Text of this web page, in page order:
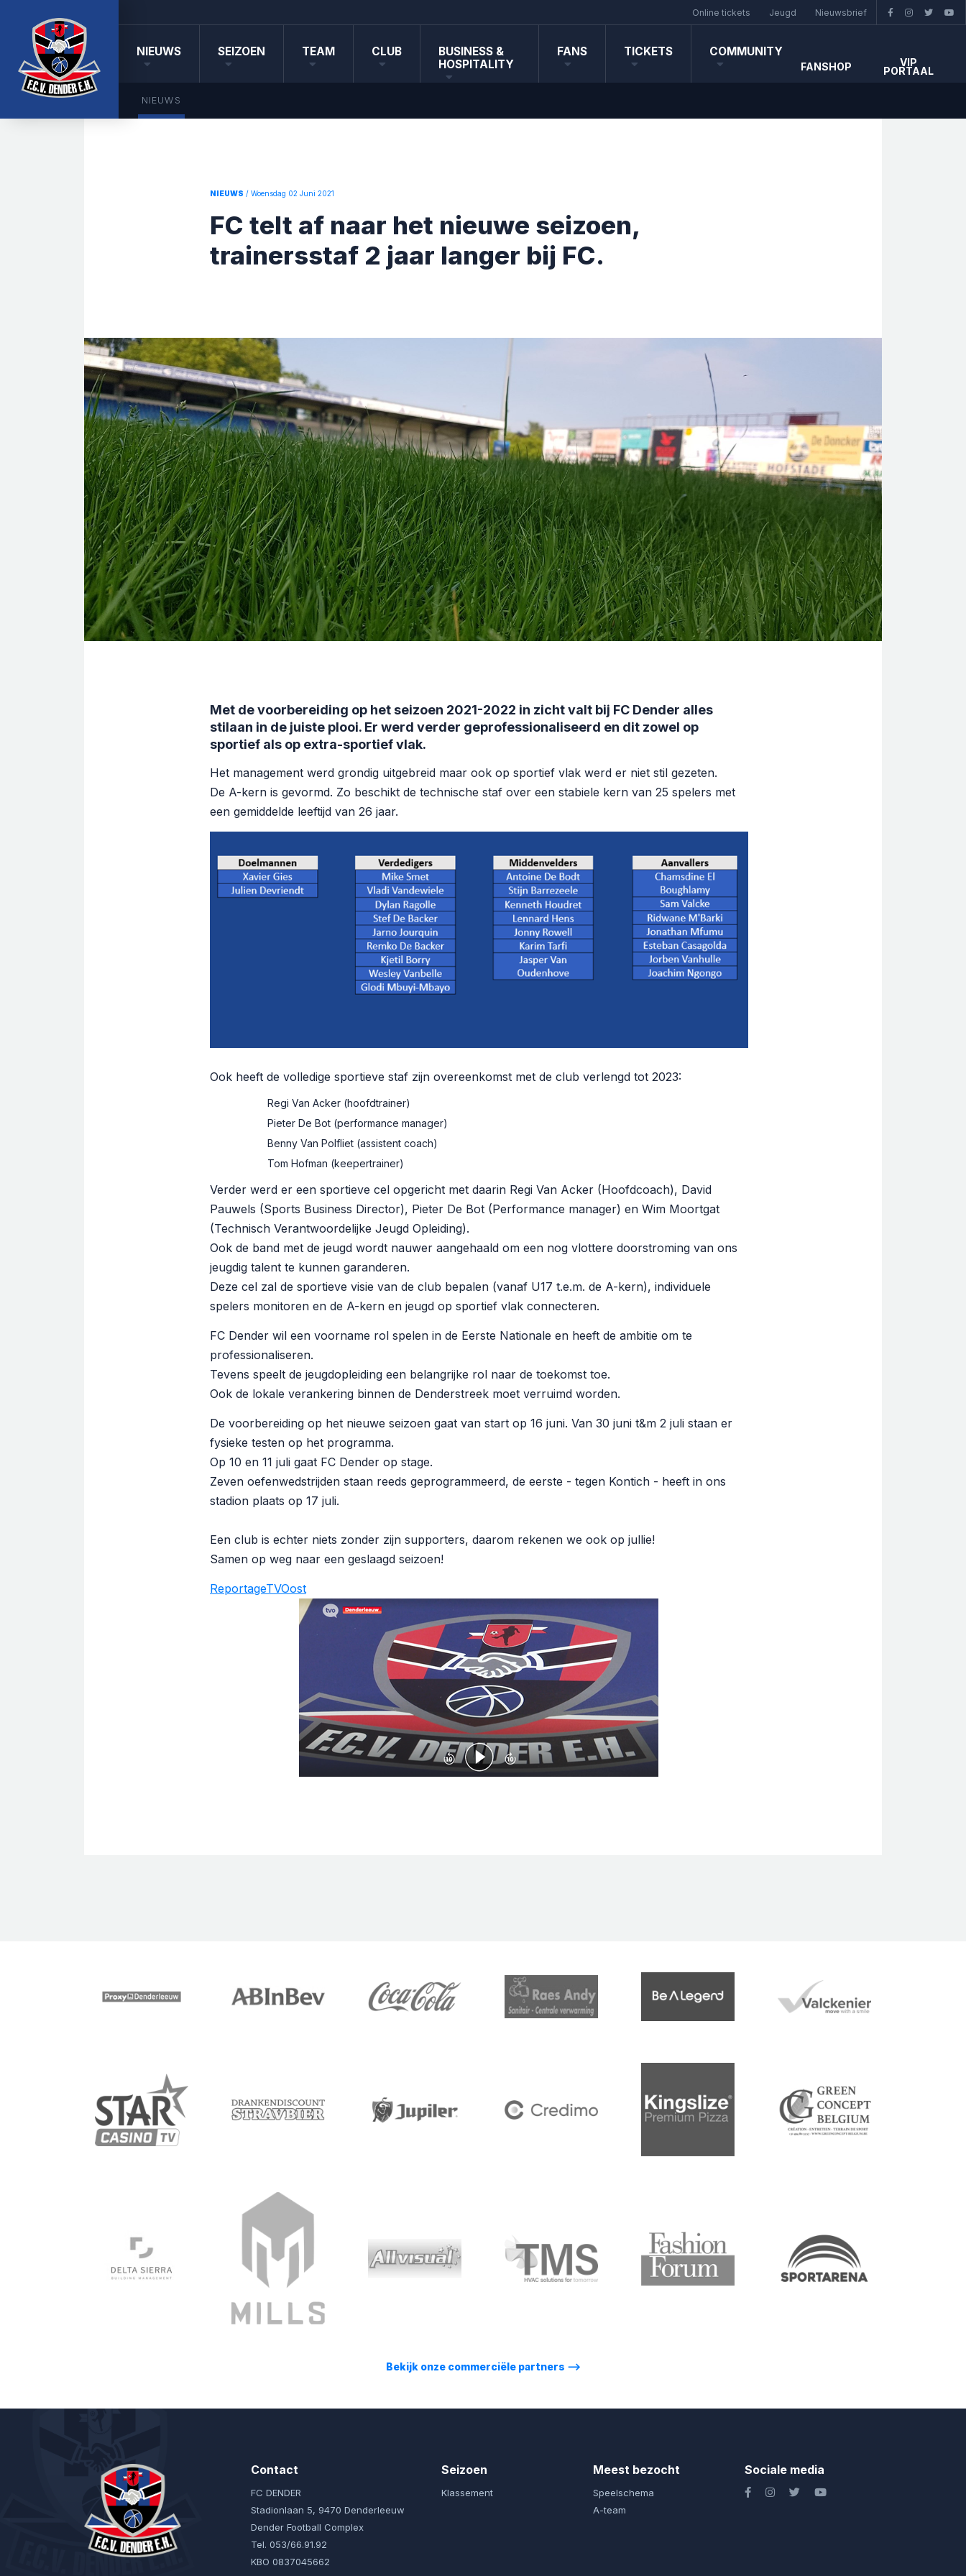
Online tickets Jeugd Nieuwsbrief
NIEUWS
NIEUWS
SEIZOEN TEAM CLUB
BUSINESS &
HOSPITALITY
FANS TICKETS COMMUNITY
FANSHOP VIP
PORTAAL
NIEUWS / Woensdag 02 Juni 2021
FC telt af naar het nieuwe seizoen,
trainersstaf 2 jaar langer bij FC.
Met de voorbereiding op het seizoen 2021-2022 in zicht valt bij FC Dender alles
stilaan in de juiste plooi. Er werd verder geprofessionaliseerd en dit zowel op
sportief als op extra-sportief vlak.
Het management werd grondig uitgebreid maar ook op sportief vlak werd er niet stil gezeten.
De A-kern is gevormd. Zo beschikt de technische staf over een stabiele kern van 25 spelers met
een gemiddelde leeftijd van 26 jaar.
Ook heeft de volledige sportieve staf zijn overeenkomst met de club verlengd tot 2023:
Regi Van Acker (hoofdtrainer)
Pieter De Bot (performance manager)
Benny Van Polfliet (assistent coach)
Tom Hofman (keepertrainer)
Verder werd er een sportieve cel opgericht met daarin Regi Van Acker (Hoofdcoach), David
Pauwels (Sports Business Director), Pieter De Bot (Performance manager) en Wim Moortgat
(Technisch Verantwoordelijke Jeugd Opleiding).
Ook de band met de jeugd wordt nauwer aangehaald om een nog vlottere doorstroming van ons
jeugdig talent te kunnen garanderen.
Deze cel zal de sportieve visie van de club bepalen (vanaf U17 t.e.m. de A-kern), individuele
spelers monitoren en de A-kern en jeugd op sportief vlak connecteren.
FC Dender wil een voorname rol spelen in de Eerste Nationale en heeft de ambitie om te
professionaliseren.
Tevens speelt de jeugdopleiding een belangrijke rol naar de toekomst toe.
Ook de lokale verankering binnen de Denderstreek moet verruimd worden.
De voorbereiding op het nieuwe seizoen gaat van start op 16 juni. Van 30 juni t&m 2 juli staan er
fysieke testen op het programma.
Op 10 en 11 juli gaat FC Dender op stage.
Zeven oefenwedstrijden staan reeds geprogrammeerd, de eerste - tegen Kontich - heeft in ons
stadion plaats op 17 juli.
Een club is echter niets zonder zijn supporters, daarom rekenen we ook op jullie!
Samen op weg naar een geslaagd seizoen!
ReportageTVOost
Bekijk onze commerciële partners ⟶
Contact
FC DENDER
Stadionlaan 5, 9470 Denderleeuw
Dender Football Complex
Tel. 053/66.91.92
KBO 0837045662
Seizoen
Klassement
Meest bezocht
Speelschema
A-team
Sociale media